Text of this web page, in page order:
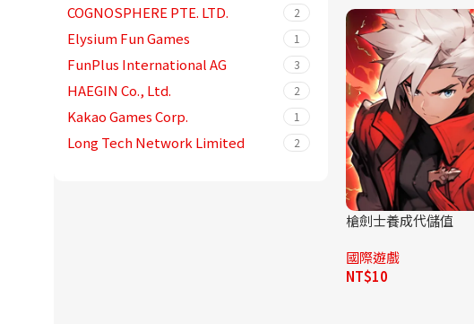
模擬 31
紙牌 2
街機 2
解謎 12
賽車遊戲 7
體育 3
COGNOSPHERE PTE. LTD. 2
Elysium Fun Games 1
FunPlus International AG 3
HAEGIN Co., Ltd. 2
Kakao Games Corp. 1
Long Tech Network Limited 2
槍劍士養成代儲值
國際遊戲
NT$10